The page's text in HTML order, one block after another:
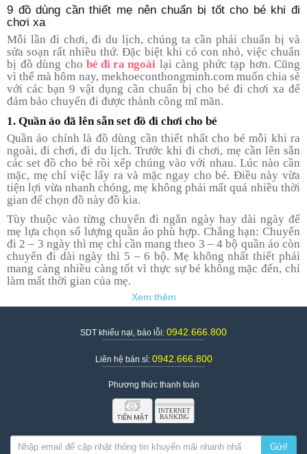
9 đồ dùng cần thiết mẹ nên chuẩn bị tốt cho bé khi đi
chơi xa
Mỗi lần đi chơi, đi du lịch, chúng ta cần phải chuẩn bị và
sửa soạn rất nhiều thứ. Đặc biệt khi có con nhỏ, việc chuẩn
bị đồ dùng cho bé đi ra ngoài lại càng phức tạp hơn. Cũng
vì thế mà hôm nay, mekhoeconthongminh.com muốn chia sẻ
với các bạn 9 vật dụng cần chuẩn bị cho bé đi chơi xa để
đảm bảo chuyến đi được thành công mĩ mãn.
1. Quần áo đã lên sẵn set đồ đi chơi cho bé
Quần áo chính là đồ dùng cần thiết nhất cho bé mỗi khi ra
ngoài, đi chơi, đi du lịch. Trước khi đi chơi, mẹ cần lên sẵn
các set đồ cho bé rồi xếp chúng vào với nhau. Lúc nào cần
mặc, mẹ chỉ việc lấy ra và mặc ngay cho bé. Điều này vừa
tiện lợi vừa nhanh chóng, mẹ không phải mất quá nhiều thời
gian để chọn đồ này đồ kia.
Tùy thuộc vào từng chuyến đi ngắn ngày hay dài ngày để
mẹ lựa chọn số lượng quần áo phù hợp. Chẳng hạn: Chuyến
đi 2 – 3 ngày thì mẹ chỉ cần mang theo 3 – 4 bộ quần áo còn
chuyến đi dài ngày thì 5 – 6 bộ. Mẹ không nhất thiết phải
mang càng nhiều càng tốt vì thực sự bé không mặc đến, chỉ
làm mất thời gian của mẹ.
Khi gấp quần áo, mẹ nhớ gấp theo kiểu cuốn để tiết kiệm
SDT khiếu nại, báo lỗi: 0942.666.800
Liên hệ bán sỉ: 0942.666.800
Phương thức thanh toán
Gửi!